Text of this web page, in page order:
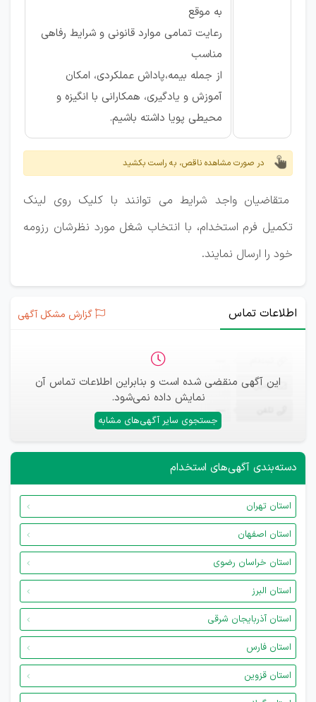
به موقع
رعایت تمامی موارد قانونی و شرایط رفاهی
مناسب
از جمله بیمه،پاداش عملکردی، امکان
آموزش و یادگیری، همکارانی با انگیزه و
محیطی پویا داشته باشیم.
در صورت مشاهده ناقص، به راست بکشید
متقاضیان واجد شرایط می توانند با کلیک روی لینک
تکمیل فرم استخدام، با انتخاب شغل مورد نظرشان رزومه
خود را ارسال نمایند.
اطلاعات تماس گزارش مشکل آگهی
این آگهی منقضی شده است و بنابراین اطلاعات تماس آن
نمایش داده نمی‌شود.
جستجوی سایر آگهی‌های مشابه
ایمیل —
—
دسته‌بندی آگهی‌های استخدام
استان تهران
استان اصفهان
استان خراسان رضوی
استان البرز
استان آذربایجان شرقی
استان فارس
استان قزوین